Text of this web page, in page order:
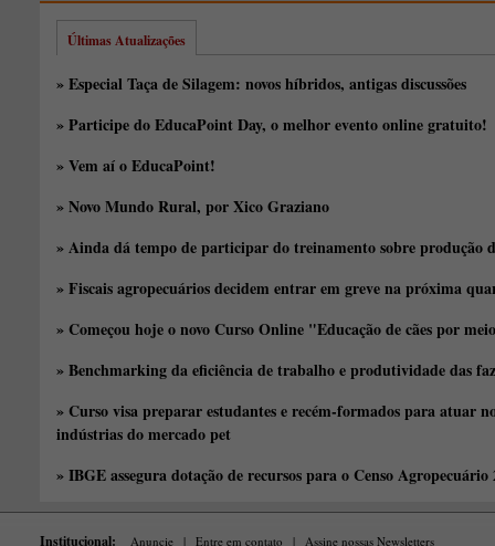
Últimas Atualizações
» Especial Taça de Silagem: novos híbridos, antigas discussões
» Participe do EducaPoint Day, o melhor evento online gratuito!
» Vem aí o EducaPoint!
» Novo Mundo Rural, por Xico Graziano
» Ainda dá tempo de participar do treinamento sobre produção
» Fiscais agropecuários decidem entrar em greve na próxima
» Começou hoje o novo Curso Online "Educação de cães por
» Benchmarking da eficiência de trabalho e produtividade das
» Curso visa preparar estudantes e recém-formados para atuar
indústrias do mercado pet
» IBGE assegura dotação de recursos para o Censo Agropecuário
Institucional: Anuncie | Entre em contato | Assine nossas Newsletters